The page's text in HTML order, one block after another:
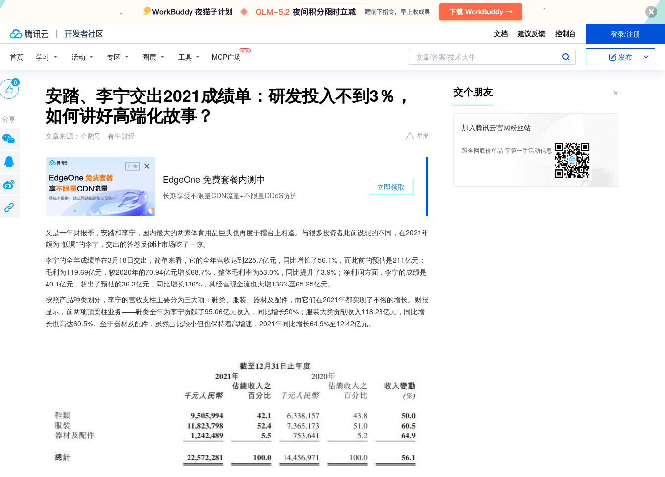
文档 建议反馈 控制台 登录/注册
首页 学习 活动 专区 圈层 工具 MCP广场 文章/答案/技术大牛 发布
安踏、李宁交出2021成绩单：研发投入不到3％，
如何讲好高端化故事？
文章来源： 企鹅号 - 有牛财经 举报
广告
EdgeOne 免费套餐内测中
长期享受不限量CDN流量+不限量DDoS防护
立即领取
又是一年财报季，安踏和李宁，国内最大的两家体育用品巨头也再度于擂台上相逢。与很多投资者此前设想的不同，在2021年
颇为“低调”的李宁，交出的答卷反倒让市场吃了一惊。
李宁的全年成绩单在3月18日交出，简单来看，它的全年营收达到225.7亿元，同比增长了56.1%，而此前的预估是211亿元；
毛利为119.69亿元，较2020年的70.94亿元增长68.7%，整体毛利率为53.0%，同比提升了3.9%；净利润方面，李宁的成绩是
40.1亿元，超出了预估的36.3亿元，同比增长136%，其经营现金流也大增136%至65.25亿元。
按照产品种类划分，李宁的营收支柱主要分为三大项：鞋类、服装、器材及配件，而它们在2021年都实现了不俗的增长。财报
显示，前两项顶梁柱业务——鞋类全年为李宁贡献了95.06亿元收入，同比增长50%；服装大类贡献收入118.23亿元，同比增
长也高达60.5%。至于器材及配件，虽然占比较小但也保持着高增速，2021年同比增长64.9%至12.42亿元。
0
分享
交个朋友
加入腾讯云官网粉丝站
蹲全网底价单品 享第一手活动信息